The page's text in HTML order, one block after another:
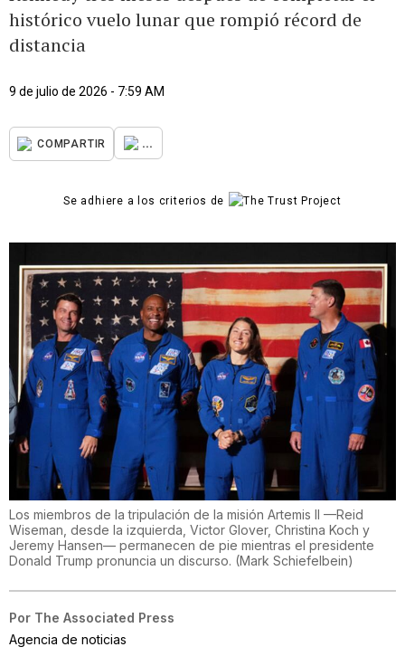
histórico vuelo lunar que rompió récord de
distancia
9 de julio de 2026 - 7:59 AM
COMPARTIR ...
Se adhiere a los criterios de
Los miembros de la tripulación de la misión Artemis II —Reid
Wiseman, desde la izquierda, Victor Glover, Christina Koch y
Jeremy Hansen— permanecen de pie mientras el presidente
Donald Trump pronuncia un discurso. (Mark Schiefelbein)
Por The Associated Press
Agencia de noticias